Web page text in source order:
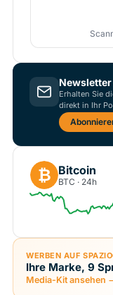
Erhalten Sie
direkt in Ihr
₿ Bitcoin
BTC · 24h
WERBEN AUF
Ihre Marke, 9
Media-Kit ansehen